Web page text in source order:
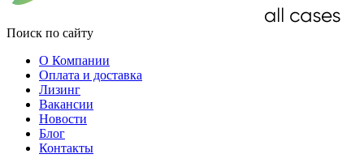
Поиск по сайту
О Компании
Оплата и доставка
Лизинг
Вакансии
Новости
Блог
Контакты